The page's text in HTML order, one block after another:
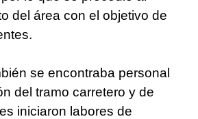
del área con el objetivo de
se encontraba personal
del tramo carretero y de
iniciaron labores de